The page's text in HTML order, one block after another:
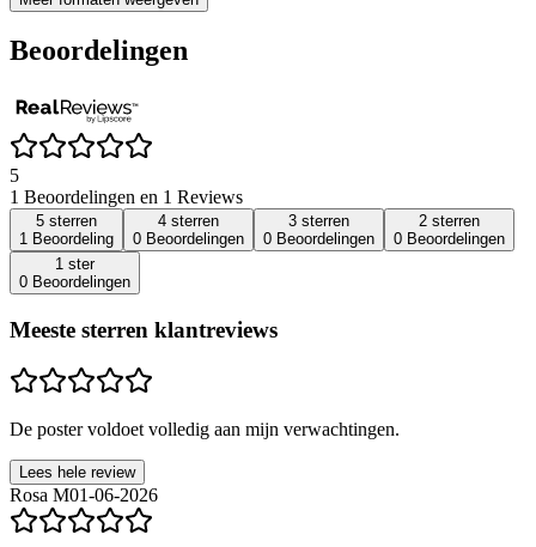
Beoordelingen
5
1 Beoordelingen en 1 Reviews
5 sterren
1 Beoordeling
4 sterren
0 Beoordelingen
3 sterren
0 Beoordelingen
2 sterren
0 Beoordelingen
1 ster
0 Beoordelingen
Meeste sterren klantreviews
De poster voldoet volledig aan mijn verwachtingen.
Lees hele review
Rosa M01-06-2026